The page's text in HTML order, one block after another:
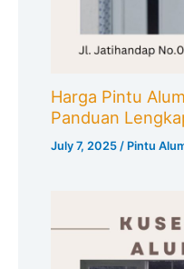
Harga Pintu
Panduan
July 7, 2025/ Pintu